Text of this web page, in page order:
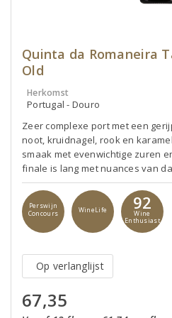
Quinta da Romaneira
Old
Herkomst
Portugal - Douro
Zeer complexe port met een
noot, kruidnagel, rook en
smaak met evenwichtige zuren
finale is lang met nuances van
Perswijn
Concours
WineLife 92
Wine
Enthusiast
Op verlanglijst
67,35